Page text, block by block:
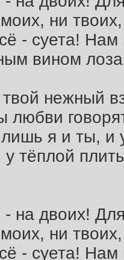
ни
- суета! Нам
вином
нежный
любви
лишь я и ты, и
тёплой
на двоих!
ни
- суета! Нам